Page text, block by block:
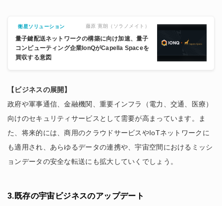
衛星ソリューション 藤原 寛朗（ソラノメイト）
量子鍵配送ネットワークの構築に向け加速、量子
コンピューティング企業IonQがCapella Spaceを
買収する意図
【ビジネスの展開】
政府や軍事通信、金融機関、重要インフラ（電力、交通、医療）
向けのセキュリティサービスとして需要が高まっています。ま
た、将来的には、商用のクラウドサービスやIoTネットワークに
も適用され、あらゆるデータの連携や、宇宙空間におけるミッシ
ョンデータの安全な転送にも拡大していくでしょう。
3.既存の宇宙ビジネスのアップデート